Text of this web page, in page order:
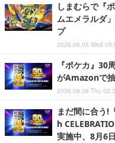
しまむらで『
ムエメラルダ
プ
2026.08.05 Wed
『ポケカ』30
がAmazonで
2026.08.06 Thu
まだ間に合う!
h
実施中、8月6